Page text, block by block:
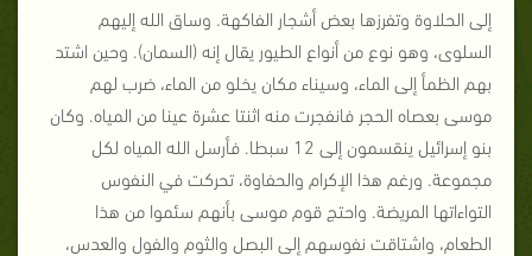
إلى الحلاوة وتفرزها بعض أشجار الفاكهة. وساق الله إليهم
السلوى، وهو نوع من أنواع الطيور يقال إنه (السمان). وحين اشتد
بهم الظمأ إلى الماء، وسيناء مكان يخلو من الماء، ضرب لهم
موسى بعصاه الحجر فانفجرت منه اثنتا عشرة عينا من المياه. وكان
بنو إسرائيل ينقسمون إلى 12 سبطا. فأرسل الله المياه لكل
مجموعة. ورغم هذا الإكرام والحفاوة، تحركت في النفوس
التواءاتها المريضة. واحتج قوم موسى بأنهم سئموا من هذا
الطعام، واشتاقت نفوسهم إلى البصل والثوم والفول والعدس،